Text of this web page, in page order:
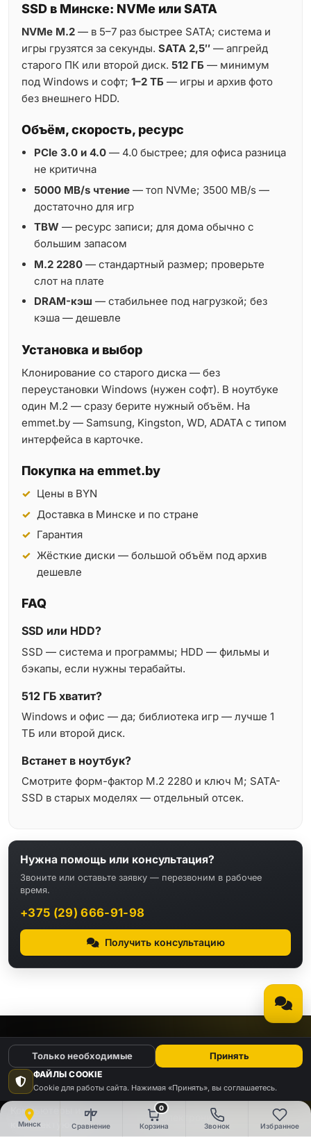
Минск Сравнение
0
Корзина Звонок Избранное
SSD в Минске: NVMe или SATA
NVMe M.2 — в 5–7 раз быстрее SATA; система и
игры грузятся за секунды. SATA 2,5″ — апгрейд
старого ПК или второй диск. 512 ГБ — минимум
под Windows и софт; 1–2 ТБ — игры и архив фото
без внешнего HDD.
Объём, скорость, ресурс
PCIe 3.0 и 4.0 — 4.0 быстрее; для офиса разница
не критична
5000 MB/s чтение — топ NVMe; 3500 MB/s —
достаточно для игр
TBW — ресурс записи; для дома обычно с
большим запасом
M.2 2280 — стандартный размер; проверьте
слот на плате
DRAM-кэш — стабильнее под нагрузкой; без
кэша — дешевле
Установка и выбор
Клонирование со старого диска — без
переустановки Windows (нужен софт). В ноутбуке
один M.2 — сразу берите нужный объём. На
emmet.by — Samsung, Kingston, WD, ADATA с типом
интерфейса в карточке.
Покупка на emmet.by
Цены в BYN
Доставка в Минске и по стране
Гарантия
Жёсткие диски — большой объём под архив
дешевле
FAQ
SSD или HDD?
SSD — система и программы; HDD — фильмы и
бэкапы, если нужны терабайты.
512 ГБ хватит?
Windows и офис — да; библиотека игр — лучше 1
ТБ или второй диск.
Встанет в ноутбук?
Смотрите форм-фактор M.2 2280 и ключ M; SATA-
SSD в старых моделях — отдельный отсек.
Нужна помощь или консультация?
Звоните или оставьте заявку — перезвоним в рабочее
время.
+375 (29) 666-91-98
Получить консультацию
КАТАЛОГ
Видео Аудио
Компьютеры и
комплектующие
Электроника
ФАЙЛЫ COOKIE
Cookie для работы сайта. Нажимая «Принять», вы соглашаетесь.
Только необходимые Принять